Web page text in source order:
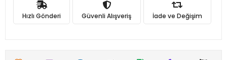
Hızlı Gönderi Güvenli Alışveriş İade ve Değişim